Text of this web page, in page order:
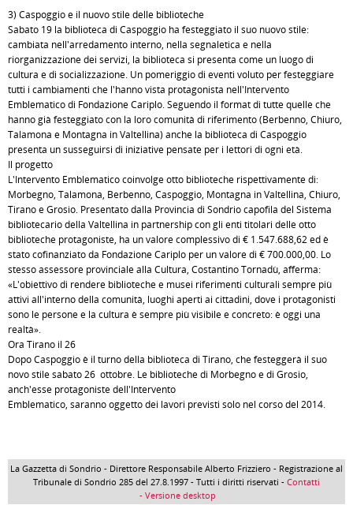
3) Caspoggio e il nuovo stile delle biblioteche
Sabato 19 la biblioteca di Caspoggio ha festeggiato il suo nuovo stile:
cambiata nell'arredamento interno, nella segnaletica e nella
riorganizzazione dei servizi, la biblioteca si presenta come un luogo di
cultura e di socializzazione. Un pomeriggio di eventi voluto per festeggiare
tutti i cambiamenti che l'hanno vista protagonista nell'Intervento
Emblematico di Fondazione Cariplo. Seguendo il format di tutte quelle che
hanno già festeggiato con la loro comunità di riferimento (Berbenno, Chiuro,
Talamona e Montagna in Valtellina) anche la biblioteca di Caspoggio
presenta un susseguirsi di iniziative pensate per i lettori di ogni età.
Il progetto
L'Intervento Emblematico coinvolge otto biblioteche rispettivamente di:
Morbegno, Talamona, Berbenno, Caspoggio, Montagna in Valtellina, Chiuro,
Tirano e Grosio. Presentato dalla Provincia di Sondrio capofila del Sistema
bibliotecario della Valtellina in partnership con gli enti titolari delle otto
biblioteche protagoniste, ha un valore complessivo di € 1.547.688,62 ed è
stato cofinanziato da Fondazione Cariplo per un valore di € 700.000,00. Lo
stesso assessore provinciale alla Cultura, Costantino Tornadù, afferma:
«L'obiettivo di rendere biblioteche e musei riferimenti culturali sempre più
attivi all'interno della comunità, luoghi aperti ai cittadini, dove i protagonisti
sono le persone e la cultura è sempre più visibile e concreto: è oggi una
realtà».
Ora Tirano il 26
Dopo Caspoggio è il turno della biblioteca di Tirano, che festeggerà il suo
novo stile sabato 26 ottobre. Le biblioteche di Morbegno e di Grosio,
anch'esse protagoniste dell'Intervento
Emblematico, saranno oggetto dei lavori previsti solo nel corso del 2014.
La Gazzetta di Sondrio - Direttore Responsabile Alberto Frizziero - Registrazione al
Tribunale di Sondrio 285 del 27.8.1997 - Tutti i diritti riservati - Contatti
- Versione desktop